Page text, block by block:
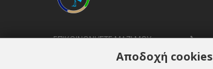
ΕΠΙΚΟΙΝΩΝΉΣΤΕ ΜΑΖΊ ΜΟΥ
ΟΡΟΙ ΚΑΙ ΠΡΟΫΠΟΘΈΣΕΙΣΑποδοχή cookies